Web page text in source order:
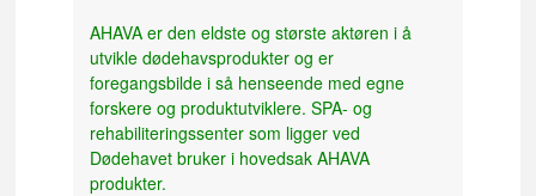
AHAVA er den eldste og største aktøren i å
utvikle dødehavsprodukter og er
foregangsbilde i så henseende med egne
forskere og produktutviklere. SPA- og
rehabiliteringssenter som ligger ved
Dødehavet bruker i hovedsak AHAVA
produkter.